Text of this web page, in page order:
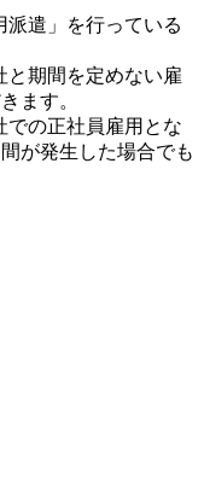
遣」を行っている
と期間を定めない雇
ます。
での正社員雇用とな
が発生した場合でも